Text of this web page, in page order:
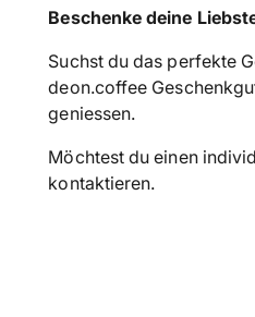
Beschenke deine
Suchst du das perfekte
deon.coffee
geniessen.
Möchtest du einen
kontaktieren.